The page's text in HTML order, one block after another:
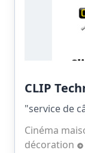
CLIP
"service de
Cinéma
décoration